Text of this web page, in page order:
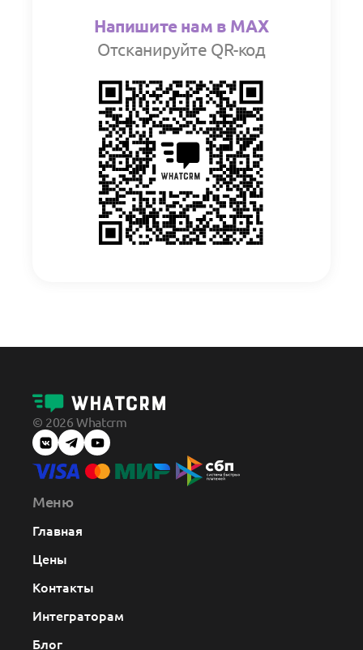
Напишите нам в MAX
Отсканируйте QR-код
© 2026 Whatcrm
Меню
Главная
Цены
Контакты
Интеграторам
Блог